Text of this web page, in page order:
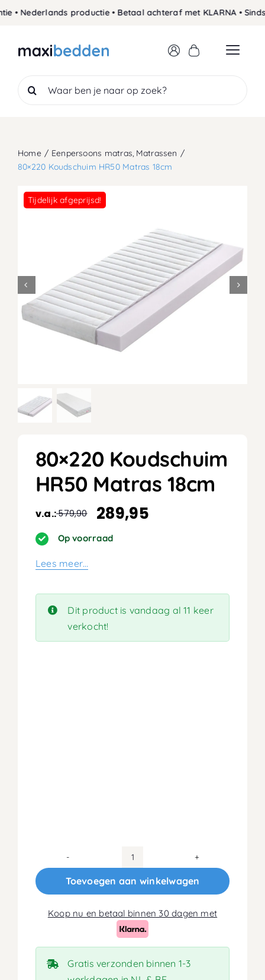
productie • Betaal achteraf met KLARNA • Sinds
Search
for:
Home Eenpersoons matras Matrassen
80×220 Koudschuim HR50 Matras 18cm
Tijdelijk afgeprijsd!
80×220 Koudschuim
HR50 Matras 18cm
v.a.:579,90
Oorspronkelijke
prijs
was:
579,90.
289,95
Huidige
prijs
is:
289,95.
Op voorraad
Lees meer…
Dit product is vandaag al 11 keer
verkocht!
80x220
Koudschuim
18cm
aantal
Toevoegen aan winkelwagen
Koop nu en betaal binnen 30 dagen met
Gratis verzonden binnen 1-3